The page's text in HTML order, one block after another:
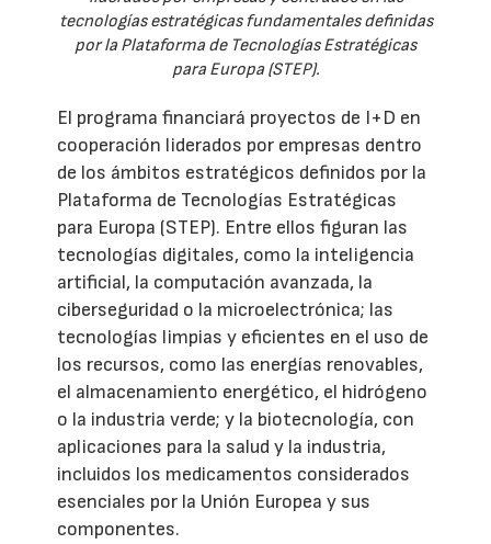
tecnologías estratégicas fundamentales definidas
por la Plataforma de Tecnologías Estratégicas
para Europa (STEP).
El programa financiará proyectos de I+D en
cooperación liderados por empresas dentro
de los ámbitos estratégicos definidos por la
Plataforma de Tecnologías Estratégicas
para Europa (STEP). Entre ellos figuran las
tecnologías digitales, como la inteligencia
artificial, la computación avanzada, la
ciberseguridad o la microelectrónica; las
tecnologías limpias y eficientes en el uso de
los recursos, como las energías renovables,
el almacenamiento energético, el hidrógeno
o la industria verde; y la biotecnología, con
aplicaciones para la salud y la industria,
incluidos los medicamentos considerados
esenciales por la Unión Europea y sus
componentes.